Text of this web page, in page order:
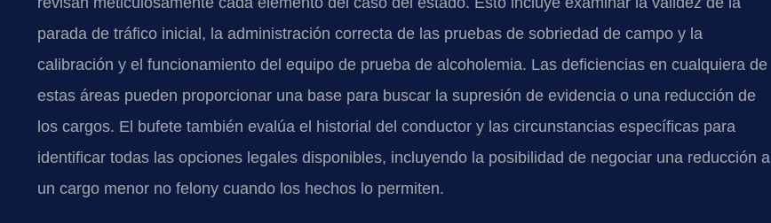
parada de tráfico inicial, la administración correcta de las pruebas de sobriedad de campo y la
calibración y el funcionamiento del equipo de prueba de alcoholemia. Las deficiencias en cualquiera de
estas áreas pueden proporcionar una base para buscar la supresión de evidencia o una reducción de
los cargos. El bufete también evalúa el historial del conductor y las circunstancias específicas para
identificar todas las opciones legales disponibles, incluyendo la posibilidad de negociar una reducción a
un cargo menor no felony cuando los hechos lo permiten.